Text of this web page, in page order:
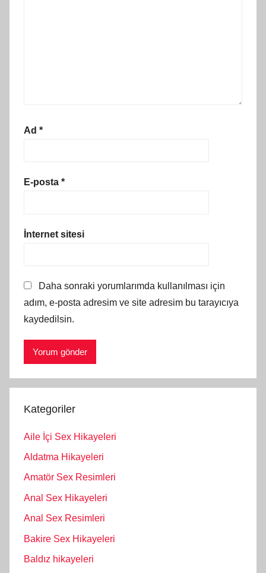
Ad *
E-posta *
İnternet sitesi
Daha sonraki yorumlarımda kullanılması için
adım, e-posta adresim ve site adresim bu tarayıcıya
kaydedilsin.
Kategoriler
Aile İçi Sex Hikayeleri
Aldatma Hikayeleri
Amatör Sex Resimleri
Anal Sex Hikayeleri
Anal Sex Resimleri
Bakire Sex Hikayeleri
Baldız hikayeleri